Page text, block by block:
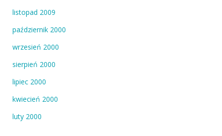
listopad 2009
październik 2000
wrzesień 2000
sierpień 2000
lipiec 2000
kwiecień 2000
luty 2000